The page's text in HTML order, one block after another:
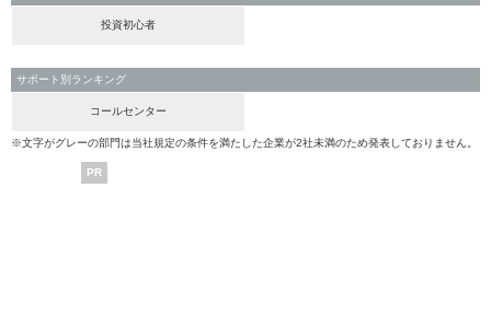
投資初心者
サポート別ランキング
コールセンター
※文字がグレーの部門は当社規定の条件を満たした企業が2社未満のため発表しておりません。
PR